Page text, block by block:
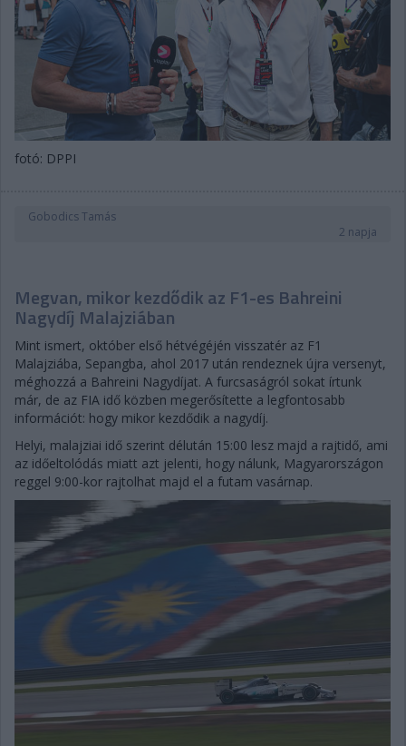
fotó: DPPI
Gobodics Tamás
2 napja
Megvan, mikor kezdődik az F1-es Bahreini
Nagydíj Malajziában
Mint ismert, október első hétvégéjén visszatér az F1
Malajziába, Sepangba, ahol 2017 után rendeznek újra versenyt,
méghozzá a Bahreini Nagydíjat. A furcsaságról sokat írtunk
már, de az FIA idő közben megerősítette a legfontosabb
információt: hogy mikor kezdődik a nagydíj.
Helyi, malajziai idő szerint délután 15:00 lesz majd a rajtidő, ami
az időeltolódás miatt azt jelenti, hogy nálunk, Magyarországon
reggel 9:00-kor rajtolhat majd el a futam vasárnap.